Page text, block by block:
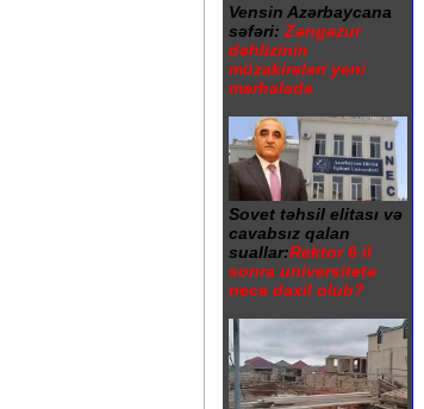
Vensin Azərbaycana
səfəri: Zəngəzur
dəhlizinin
müzakirələri yeni
mərhələdə
Sovet təhsil elitası və
cavabsız qalan
suallar:Rektor 6 il
sonra universitetə
necə daxil olub?